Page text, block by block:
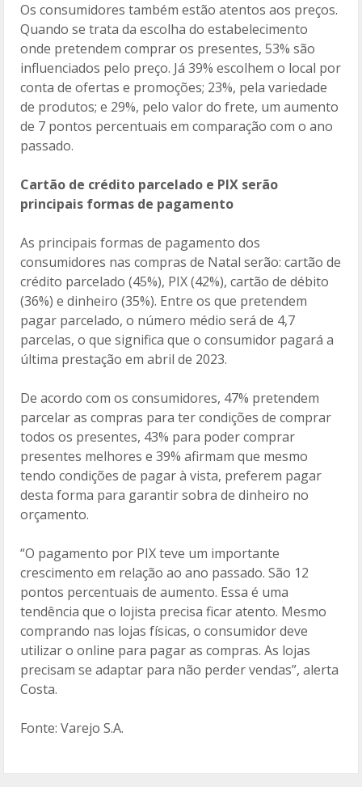
Os consumidores também estão atentos aos preços.
Quando se trata da escolha do estabelecimento
onde pretendem comprar os presentes, 53% são
influenciados pelo preço. Já 39% escolhem o local por
conta de ofertas e promoções; 23%, pela variedade
de produtos; e 29%, pelo valor do frete, um aumento
de 7 pontos percentuais em comparação com o ano
passado.
Cartão de crédito parcelado e PIX serão
principais formas de pagamento
As principais formas de pagamento dos
consumidores nas compras de Natal serão: cartão de
crédito parcelado (45%), PIX (42%), cartão de débito
(36%) e dinheiro (35%). Entre os que pretendem
pagar parcelado, o número médio será de 4,7
parcelas, o que significa que o consumidor pagará a
última prestação em abril de 2023.
De acordo com os consumidores, 47% pretendem
parcelar as compras para ter condições de comprar
todos os presentes, 43% para poder comprar
presentes melhores e 39% afirmam que mesmo
tendo condições de pagar à vista, preferem pagar
desta forma para garantir sobra de dinheiro no
orçamento.
“O pagamento por PIX teve um importante
crescimento em relação ao ano passado. São 12
pontos percentuais de aumento. Essa é uma
tendência que o lojista precisa ficar atento. Mesmo
comprando nas lojas físicas, o consumidor deve
utilizar o online para pagar as compras. As lojas
precisam se adaptar para não perder vendas”, alerta
Costa.
Fonte: Varejo S.A.